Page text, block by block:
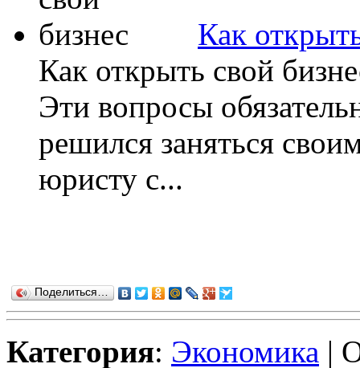
Как
Как открыть свой
Эти вопросы
решился заняться
юристу с...
Поделиться…
Категория: Экономика |